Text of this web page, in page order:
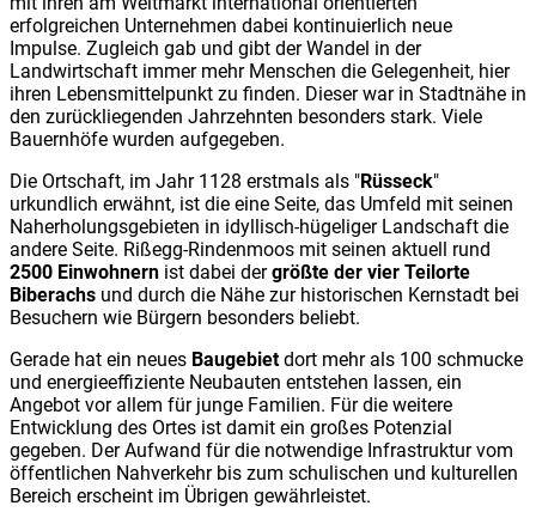
erfolgreichen Unternehmen dabei kontinuierlich neue
Impulse. Zugleich gab und gibt der Wandel in der
Landwirtschaft immer mehr Menschen die Gelegenheit, hier
ihren Lebensmittelpunkt zu finden. Dieser war in Stadtnähe in
den zurückliegenden Jahrzehnten besonders stark. Viele
Bauernhöfe wurden aufgegeben.
Die Ortschaft, im Jahr 1128 erstmals als "Rüsseck"
urkundlich erwähnt, ist die eine Seite, das Umfeld mit seinen
Naherholungsgebieten in idyllisch-hügeliger Landschaft die
andere Seite. Rißegg-Rindenmoos mit seinen aktuell rund
2500 Einwohnern ist dabei dergrößte der vier Teilorte
Biberachs und durch die Nähe zur historischen Kernstadt bei
Besuchern wie Bürgern besonders beliebt.
Gerade hat ein neues Baugebietdort mehr als 100 schmucke
und energieeffiziente Neubauten entstehen lassen, ein
Angebot vor allem für junge Familien. Für die weitere
Entwicklung des Ortes ist damit ein großes Potenzial
gegeben. Der Aufwand für die notwendige Infrastruktur vom
öffentlichen Nahverkehr bis zum schulischen und kulturellen
Bereich erscheint im Übrigen gewährleistet.